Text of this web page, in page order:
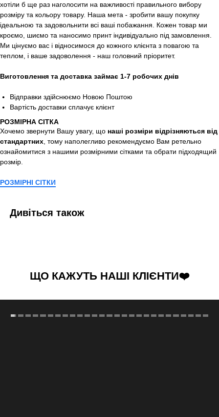
хотіли б ще раз наголосити на важливості правильного вибору
розміру та кольору товару. Наша мета - зробити вашу покупку
ідеальною та задовольнити всі ваші побажання. Кожен товар ми
кроємо, шиємо та наносимо принт індивідуально під замовлення.
Ми цінуємо вас і відносимося до кожного клієнта з повагою та
теплом, і ваше задоволення - наш головний пріоритет.
Виготовлення та доставка займає 1-7 робочих днів
Відправки здійснюємо Новою Поштою
Вартість доставки сплачує клієнт
РОЗМІРНА СІТКА
Хочемо звернути Вашу увагу, що наші розміри відрізняються від
стандартних, тому наполегливо рекомендуємо Вам ретельно
ознайомитися з нашими розмірними сітками та обрати підходящий
розмір.
РОЗМІРНІ СІТКИ
Дивіться також
ЩО КАЖУТЬ НАШІ КЛІЄНТИ❤️